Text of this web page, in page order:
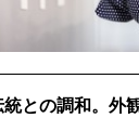
との調和。外